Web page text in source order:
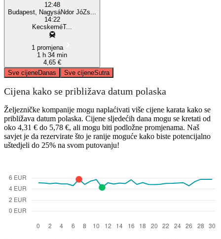
12:48
Budapest, NagysáNdor JóZs...
14:22
KecskeméT...
1 promjena
1 h 34 min
4,65 €
Sve cijeneDanas Sve cijeneSutra
Cijena kako se približava datum polaska
Željezničke kompanije mogu naplaćivati ​​više cijene karata kako se
približava datum polaska. Cijene sljedećih dana mogu se kretati od
oko 4,31 € do 5,78 €, ali mogu biti podložne promjenama. Naš
savjet je da rezervirate što je ranije moguće kako biste potencijalno
uštedjeli do 25% na svom putovanju!